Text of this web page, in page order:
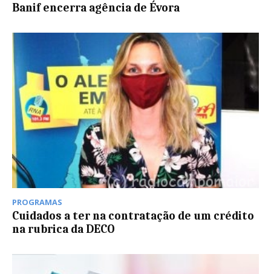
Banif encerra agência de Évora
PROGRAMAS
Cuidados a ter na contratação de um crédito
na rubrica da DECO